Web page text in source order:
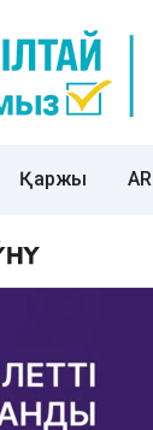
Қаржы